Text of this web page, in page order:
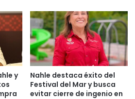
y
Nahle destaca éxito del
Festival del Mar y busca
evitar cierre de ingenio en